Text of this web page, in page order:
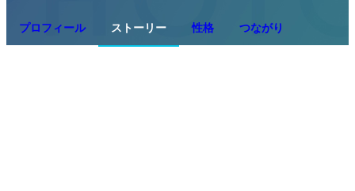
プロフィール ストーリー 性格 つながり